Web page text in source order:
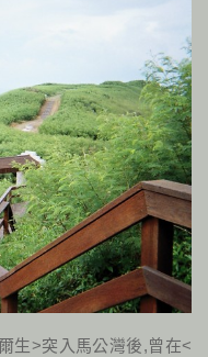
生>突入馬公灣後,曾在<